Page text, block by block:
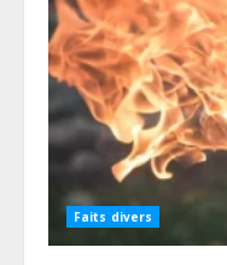
Faits divers